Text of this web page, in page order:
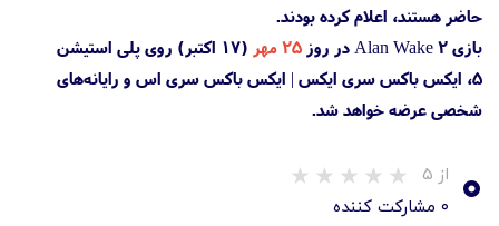
حاضر هستند، اعلام کرده بودند.
بازی Alan Wake 2 در روز
۲۵ مهر
(۱۷ اکتبر) روی پلی استیشن
5، ایکس باکس سری ایکس | ایکس باکس سری اس و رایانه‌های
شخصی عرضه خواهد شد.
۰ از ۵
۰ مشارکت کننده